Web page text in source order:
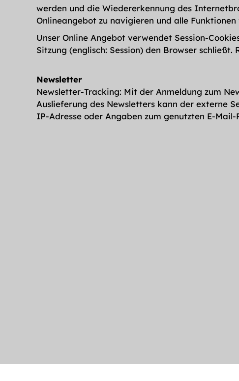
werden und die Wiedererkennung des
Onlineangebot zu navigieren und alle
Unser Online Angebot verwendet Session-
Sitzung (englisch: Session) den Browser
Newsletter
Newsletter-Tracking: Mit der Anmeldung zum
Auslieferung des Newsletters kann der externe
IP-Adresse oder Angaben zum genutzten E-